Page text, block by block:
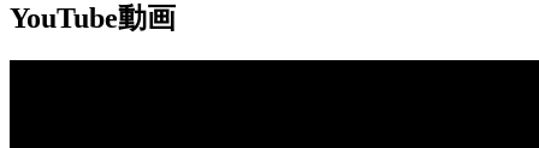
YouTube動画